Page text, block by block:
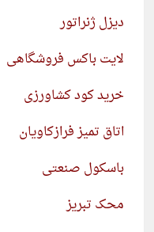
دیزل ژنراتور
لایت باکس فروشگاهی
خرید کود کشاورزی
اتاق تمیز فرازکاویان
باسکول صنعتی
محک تبریز